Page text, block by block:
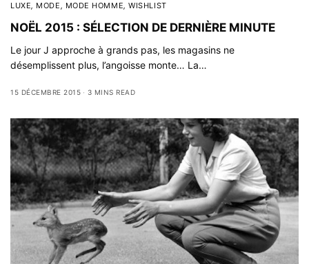
LUXE, MODE, MODE HOMME,WISHLIST
NOËL 2015 : SÉLECTION DE DERNIÈRE MINUTE
Le jour J approche à grands pas, les magasins ne
désemplissent plus, l’angoisse monte… La…
15 DÉCEMBRE 2015 3 MINS READ